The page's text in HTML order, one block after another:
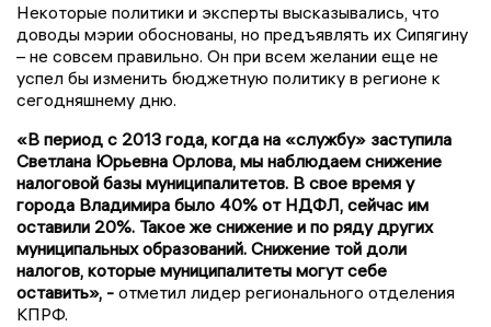
Некоторые политики и эксперты высказывались, что
доводы мэрии обоснованы, но предъявлять их Сипягину
– не совсем правильно. Он при всем желании еще не
успел бы изменить бюджетную политику в регионе к
сегодняшнему дню.
«В период с 2013 года, когда на «службу» заступила
Светлана Юрьевна Орлова, мы наблюдаем снижение
налоговой базы муниципалитетов. В свое время у
города Владимира было 40% от НДФЛ, сейчас им
оставили 20%. Такое же снижение и по ряду других
муниципальных образований. Снижение той доли
налогов, которые муниципалитеты могут себе
оставить», - отметил лидер регионального отделения
КПРФ.